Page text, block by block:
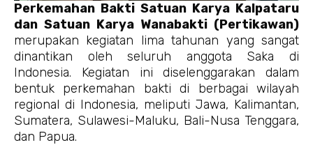
Perkemahan Bakti Satuan Karya Kalpataru
dan Satuan Karya Wanabakti (Pertikawan)
merupakan kegiatan lima tahunan yang sangat
dinantikan oleh seluruh anggota Saka di
Indonesia. Kegiatan ini diselenggarakan dalam
bentuk perkemahan bakti di berbagai wilayah
regional di Indonesia, meliputi Jawa, Kalimantan,
Sumatera, Sulawesi-Maluku, Bali-Nusa Tenggara,
dan Papua.